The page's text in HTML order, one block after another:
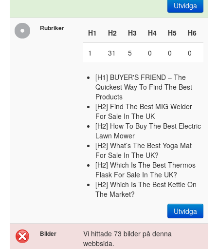
Utvidga
Rubriker H1 H2 H3 H4 H5 H6
1 31 5 0 0 0
[H1] BUYER'S FRIEND – The
Quickest Way To Find The Best
Products
[H2] Find The Best MIG Welder
For Sale In The UK
[H2] How To Buy The Best Electric
Lawn Mower
[H2] What’s The Best Yoga Mat
For Sale In The UK?
[H2] Which Is The Best Thermos
Flask For Sale In The UK?
[H2] Which Is The Best Kettle On
The Market?
Utvidga
Bilder
Vi hittade 73 bilder på denna
webbsida.